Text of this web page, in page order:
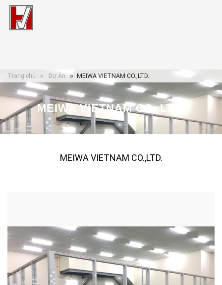
MEIWA VIETNAM CO.,LTD.
Trang chủ Dự Án MEIWA VIETNAM CO.,LTD.
MEIWA VIETNAM CO.,LTD.